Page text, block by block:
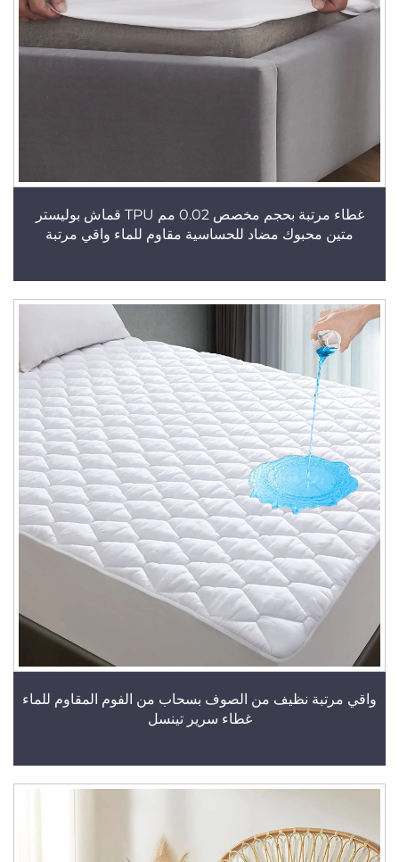
غطاء مرتبة بحجم مخصص 0.02 مم TPU قماش بوليستر
متين محبوك مضاد للحساسية مقاوم للماء واقي مرتبة
واقي مرتبة نظيف من الصوف بسحاب من الفوم المقاوم للماء
غطاء سرير تينسل